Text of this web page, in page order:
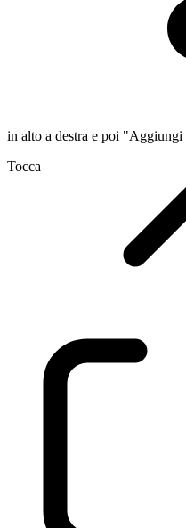
in alto a destra e poi "Aggiungi
Tocca